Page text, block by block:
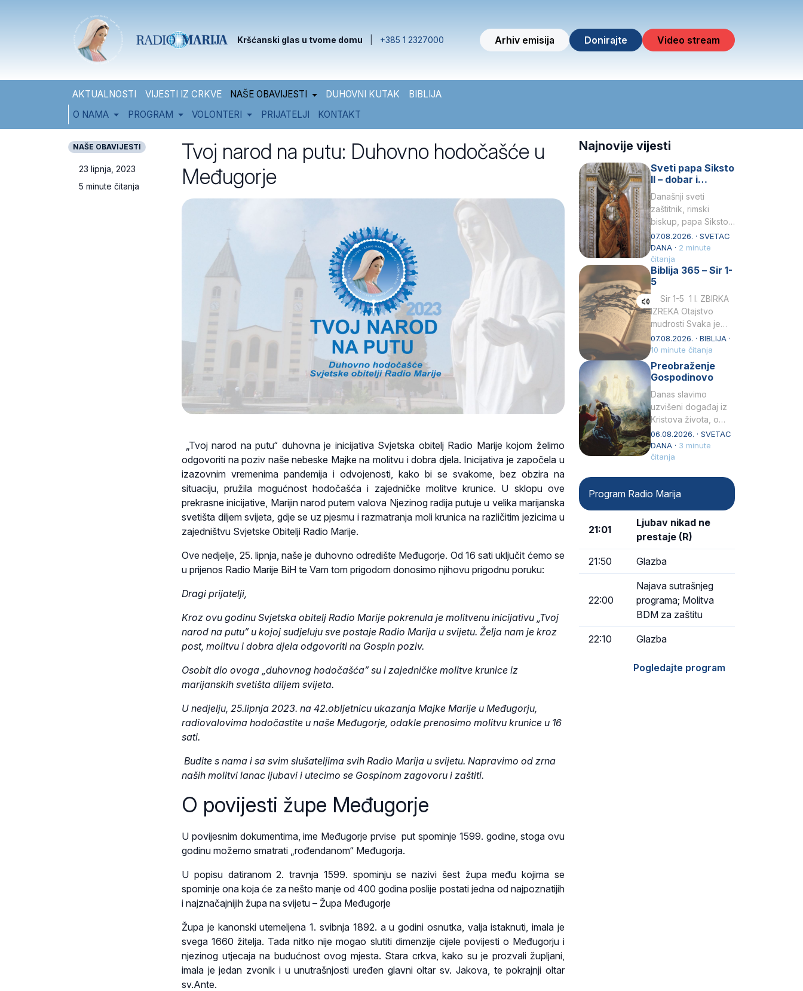
Kršćanski glas u tvome domu +385 1 2327000 Arhiv emisija Donirajte Video stream
AKTUALNOSTI VIJESTI IZ CRKVE NAŠE OBAVIJESTI DUHOVNI KUTAK
BIBLIJA
O NAMA
PROGRAM VOLONTERI PRIJATELJI KONTAKT
NAŠE OBAVIJESTI
23 lipnja, 2023
5 minute čitanja
Tvoj narod na putu: Duhovno hodočašće u
Međugorje
„Tvoj narod na putu“ duhovna je inicijativa Svjetska obitelj Radio Marije kojom želimo
odgovoriti na poziv naše nebeske Majke na molitvu i dobra djela. Inicijativa je započela u
izazovnim vremenima pandemija i odvojenosti, kako bi se svakome, bez obzira na
situaciju, pružila mogućnost hodočašća i zajedničke molitve krunice. U sklopu ove
prekrasne inicijative, Marijin narod putem valova Njezinog radija putuje u velika marijanska
svetišta diljem svijeta, gdje se uz pjesmu i razmatranja moli krunica na različitim jezicima u
zajedništvu Svjetske Obitelji Radio Marije.
Ove nedjelje, 25. lipnja, naše je duhovno odredište Međugorje. Od 16 sati uključit ćemo se
u prijenos Radio Marije BiH te Vam tom prigodom donosimo njihovu prigodnu poruku:
Dragi prijatelji,
Kroz ovu godinu Svjetska obitelj Radio Marije pokrenula je molitvenu inicijativu „Tvoj
narod na putu” u kojoj sudjeluju sve postaje Radio Marija u svijetu. Želja nam je kroz
post, molitvu i dobra djela odgovoriti na Gospin poziv.
Osobit dio ovoga „duhovnog hodočašća” su i zajedničke molitve krunice iz
marijanskih svetišta diljem svijeta.
U nedjelju, 25.lipnja 2023. na 42.obljetnicu ukazanja Majke Marije u Međugorju,
radiovalovima hodočastite u naše Međugorje, odakle prenosimo molitvu krunice u 16
sati.
Budite s nama i sa svim slušateljima svih Radio Marija u svijetu. Napravimo od zrna
naših molitvi lanac ljubavi i utecimo se Gospinom zagovoru i zaštiti.
O povijesti župe Međugorje
U povijesnim dokumentima, ime Međugorje prvise put spominje 1599. godine, stoga ovu
godinu možemo smatrati „rođendanom“ Međugorja.
U popisu datiranom 2. travnja 1599. spominju se nazivi šest župa među kojima se
spominje ona koja će za nešto manje od 400 godina poslije postati jedna od najpoznatijih
i najznačajnijih župa na svijetu – Župa Međugorje
Župa je kanonski utemeljena 1. svibnja 1892. a u godini osnutka, valja istaknuti, imala je
svega 1660 žitelja. Tada nitko nije mogao slutiti dimenzije cijele povijesti o Međugorju i
njezinog utjecaja na budućnost ovog mjesta. Stara crkva, kako su je prozvali župljani,
imala je jedan zvonik i u unutrašnjosti uređen glavni oltar sv. Jakova, te pokrajnji oltar
sv.Ante.
Najnovije vijesti
Sveti papa Siksto
II – dobar i
miroljubiv pastir
Današnji sveti
zaštitnik, rimski
biskup, papa Siksto
(Sixtus) II, prema
knjizi Liber
Pontificalis bio je
rođenjem Grk.
Obnovio je odnose s
afričkim…
07.08.2026. · SVETAC
DANA · 2 minute
čitanja
Biblija 365 – Sir 1-
5
Sir 1-5 1 I. ZBIRKA
IZREKA Otajstvo
mudrosti Svaka je
mudrost od Gospoda
i s njime je dovijeka.2
Tko će…
07.08.2026. · BIBLIJA ·
10 minute čitanja
Preobraženje
Gospodinovo
Danas slavimo
uzvišeni događaj iz
Kristova života, o
kojem nas izvješćuju
evanđelisti Matej,
Marko i Luka te sveti
06.08.2026. · SVETAC
DANA · 3 minute
čitanja
Program Radio Marija
21:01
Ljubav nikad ne
prestaje (R)
21:50 Glazba
22:00
Najava sutrašnjeg
programa; Molitva
BDM za zaštitu
22:10 Glazba
Pogledajte program